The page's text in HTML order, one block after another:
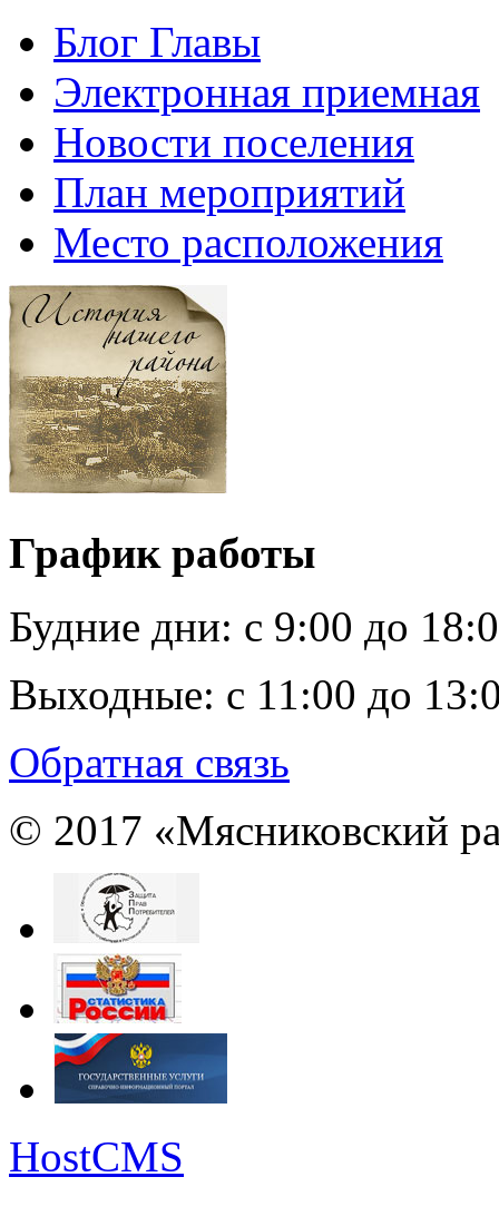
Блог Главы
Электронная приемная
Новости поселения
План мероприятий
Место расположения
График работы
Будние дни: c 9:00 до
Выходные: с 11:00 до
Обратная связь
© 2017 «Мясниковский
HostCMS